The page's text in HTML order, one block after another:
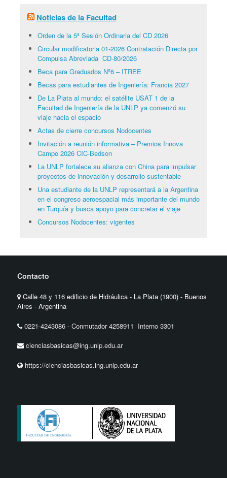
Noticias de la Facultad
Orden de la 5ª Sesión Ordinaria del CD 2026
Circular modificatoria 01-2026 Contratación Directa por
Compulsa Abreviada CD-80/2026
Beca para Graduados Nº6 – ITREE
Becas para estudiantes de Ingeniería: Francia 2027
De La Plata al mundo: el satélite USAT 1 de la
Facultad de Ingeniería de la UNLP ya comenzó su
viaje hacia el espacio
Actas de cierre concursos Nodocentes
Invitación a reunión informativa – Premios Innova
Campo 2026 CIC-Bedson
La UNLP fortalece su alianza con China para impulsar
proyectos de innovación y desarrollo sustentable
Una estudiante de la UNLP representará a la Argentina
en el congreso aeroespacial más importante del mundo
en Turquía y busca apoyo para concretar el viaje
Concursos Nodocentes: vigentes
Contacto
Calle 48 y 116 edificio de Hidráulica - La Plata (1900) - Buenos
Aires - Argentina
0221-4243086 -Conmutador 4258911 Interno 3301
cienciasbasicas@ing.unlp.edu.ar
https://cienciasbasicas.ing.unlp.edu.ar